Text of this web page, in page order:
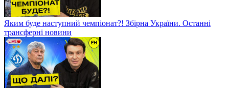
Яким буде наступний чемпіонат?! Збірна України. Останні
трансферні новини